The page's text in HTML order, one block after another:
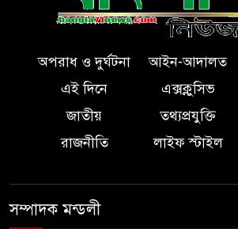
অপরাধ ও দুর্ঘটনা আইন-আদালত
এই দিনে
এক্সক্লুসিভ
জাতীয়
তথ্যপ্রযুক্তি
রাজনীতি
লাইফ স্টাইল
সম্পাদক মন্ডলী